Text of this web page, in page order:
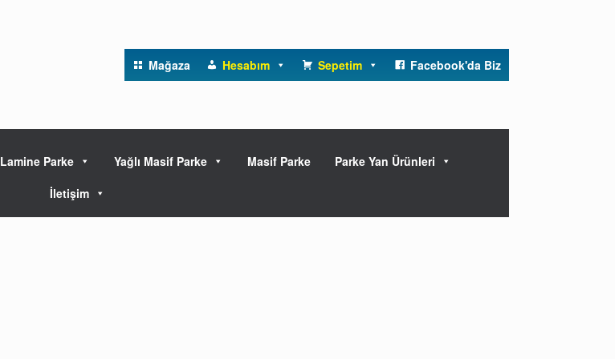
Mağaza Hesabım Sepetim Facebook'da Biz
Lamine Parke Yağlı Masif Parke Masif Parke
Parke Yan Ürünleri
İletişim